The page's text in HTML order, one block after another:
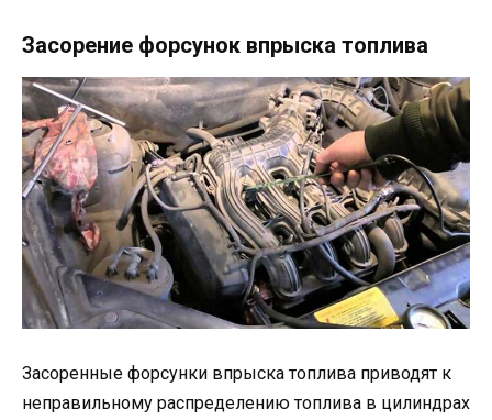
Засорение форсунок впрыска топлива
Засоренные форсунки впрыска топлива приводят к
неправильному распределению топлива в цилиндрах